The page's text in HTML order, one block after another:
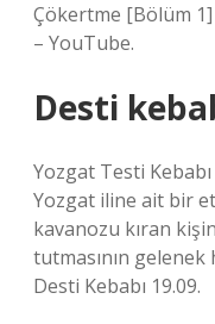
Çökertme [Bölüm
– YouTube.
Desti
Yozgat Testi
Yozgat iline ait bir
kavanozu kıran
tutmasının gelenek
Desti Kebabı 19.09.